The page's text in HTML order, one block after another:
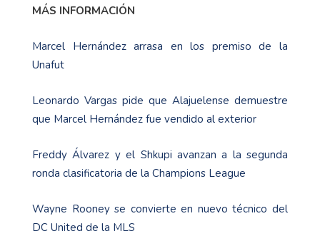
MÁS INFORMACIÓN
Marcel Hernández arrasa en los premiso de la
Unafut
Leonardo Vargas pide que Alajuelense demuestre
que Marcel Hernández fue vendido al exterior
Freddy Álvarez y el Shkupi avanzan a la segunda
ronda clasificatoria de la Champions League
Wayne Rooney se convierte en nuevo técnico del
DC United de la MLS